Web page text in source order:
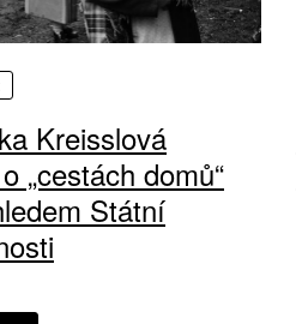
Kreisslová
„cestách domů“
Státní